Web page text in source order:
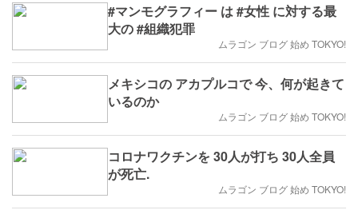
#マンモグラフィー は #女性 に対する最
大の #組織犯罪
ムラゴン ブログ 始め TOKYO!
メキシコの アカプルコで 今、何が起きて
いるのか
ムラゴン ブログ 始め TOKYO!
コロナワクチンを 30人が打ち 30人全員
が死亡.
ムラゴン ブログ 始め TOKYO!